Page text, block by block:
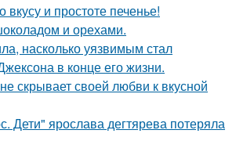
и простоте печенье!
и орехами.
насколько уязвимым стал
в конце его жизни.
скрывает своей любви к вкусной
Дети" ярослава дегтярева потеряла